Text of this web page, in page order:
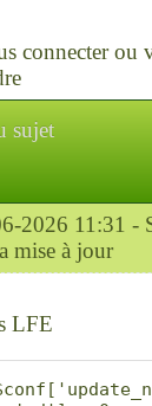
site
liens
connecterou
sujet
2026 11:31 -
mise à jour
LFE